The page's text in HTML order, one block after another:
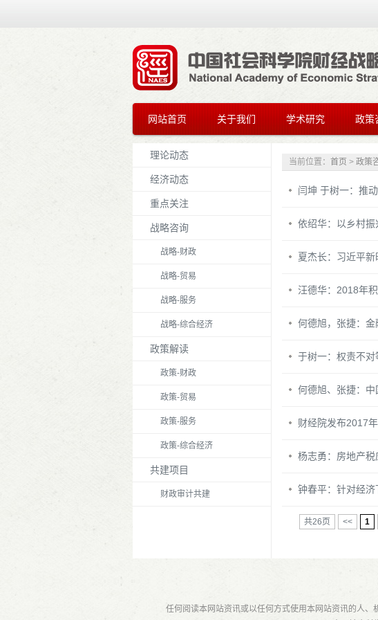
网站首页 关于我们 学术研究 政策
理论动态
经济动态
重点关注
战略咨询
战略-财政
战略-贸易
战略-服务
战略-综合经济
政策解读
政策-财政
政策-贸易
政策-服务
政策-综合经济
共建项目
财政审计共建
当前位置： 首页 > 政策
闫坤 于树一：推
依绍华：以乡村振
夏杰长：习近平
汪德华：2018年
何德旭，张捷：
于树一：权责不
何德旭、张捷：
财经院发布2017
杨志勇：房地产
钟春平：针对经
共26页 << 1
任何阅读本网站资讯或以任何方式使用本网站资讯的人、